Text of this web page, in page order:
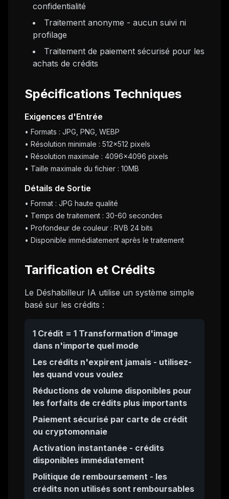
confidentialité
Traitement anonyme - aucun suivi ni
profilage
Traitement de paiement sécurisé pour les
achats de crédits
Spécifications Techniques
Exigences d'Entrée
• Formats : JPG, PNG, WEBP
• Résolution minimale : 512x512 pixels
• Résolution maximale : 4096x4096 pixels
• Taille maximale du fichier : 10MB
Détails de Sortie
• Format : JPG haute qualité
• Temps de traitement : 30-60 secondes
• Profondeur de couleur : RVB 24 bits
• Disponible immédiatement après le traitement
Tarification et Crédits
Le Déshabilleur IA utilise un système simple
basé sur les crédits :
1 Crédit = 1 Transformation d'image
dans n'importe quel mode
Les crédits n'expirent jamais - utilisez-
les quand vous voulez
Réductions de volume disponibles pour
les forfaits de crédits plus importants
Paiement sécurisé par carte de crédit
ou cryptomonnaie
Activation instantanée - crédits
disponibles immédiatement
Politique de remboursement - les
crédits non utilisés sont remboursables